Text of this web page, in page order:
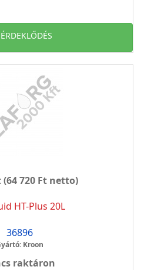
ÉRDEKLŐDÉS
(64 720 Ft netto)
HT-Plus 20L
36896
Kroon
raktáron